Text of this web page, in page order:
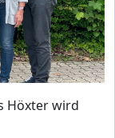
Höxter wird